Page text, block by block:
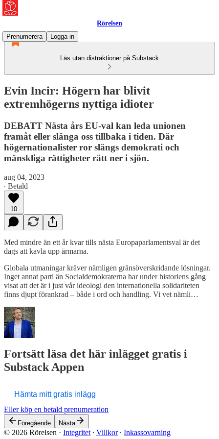
Rörelsen
Prenumerera
Logga in
Läs utan distraktioner på Substack
Evin Incir: Högern har blivit
extremhögerns nyttiga idioter
DEBATT Nästa års EU-val kan leda unionen
framåt eller slänga oss tillbaka i tiden. Där
högernationalister ror slängs demokrati och
mänskliga rättigheter rätt ner i sjön.
aug 04, 2023
∙ Betald
10
Med mindre än ett år kvar tills nästa Europaparlamentsval är det
dags att kavla upp ärmarna.
Globala utmaningar kräver nämligen gränsöverskridande lösningar.
Inget annat parti än Socialdemokraterna har under historiens gång
visat att det är i just vår ideologi den internationella solidariteten
finns djupt förankrad – både i ord och handling. Vi vet nämli…
Fortsätt läsa det här inlägget gratis i
Substack Appen
Hämta mitt gratis inlägg
Eller köp en betald prenumeration
Föregående Nästa
© 2026 Rörelsen · Integritet ∙ Villkor∙ Inkassovarning